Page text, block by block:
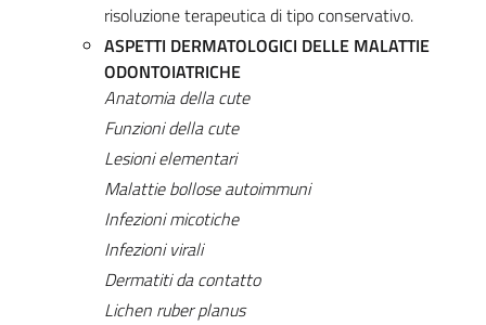
risoluzione terapeutica di tipo conservativo.
ASPETTI DERMATOLOGICI DELLE MALATTIE
ODONTOIATRICHE
Anatomia della cute
Funzioni della cute
Lesioni elementari
Malattie bollose autoimmuni
Infezioni micotiche
Infezioni virali
Dermatiti da contatto
Lichen ruber planus